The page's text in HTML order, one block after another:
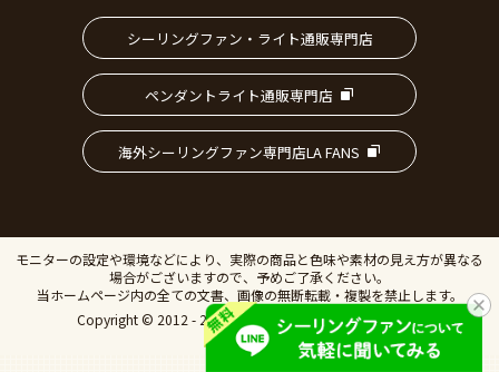
シーリングファン・ライト通販専門店
ペンダントライト通販専門店
海外シーリングファン専門店LA FANS
モニターの設定や環境などにより、実際の商品と色味や素材の見え方が異なる
場合がございますので、予めご了承ください。
当ホームページ内の全ての文書、画像の無断転載・複製を禁止します。
Copyright © 2012 - 2026 IVillage Inc. All Rights Reserved.